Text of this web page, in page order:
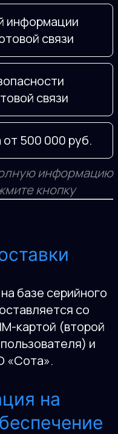
информации
связи
связи
500 000 руб.
информацию
кнопку
базе серийного
со
картой (второй
и
«Сота».
на